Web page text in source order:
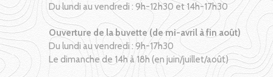
Du lundi au vendredi : 9h-12h30 et 14h-17h30
Ouverture de la buvette (de mi-avril à fin août)
Du lundi au vendredi : 9h-17h30
Le dimanche de 14h à 18h (en juin/juillet/août)